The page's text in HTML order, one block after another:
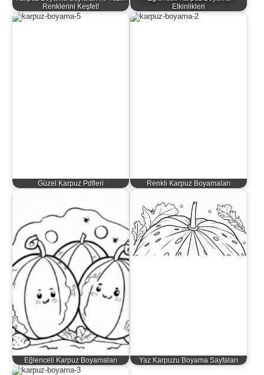
Renklerini Keşfet!
Etkinlikleri
Güzel Karpuz Pdfleri Renkli Karpuz Boyamaları
Eğlenceli Karpuz Boyamaları Yaz Karpuzu Boyama Sayfaları